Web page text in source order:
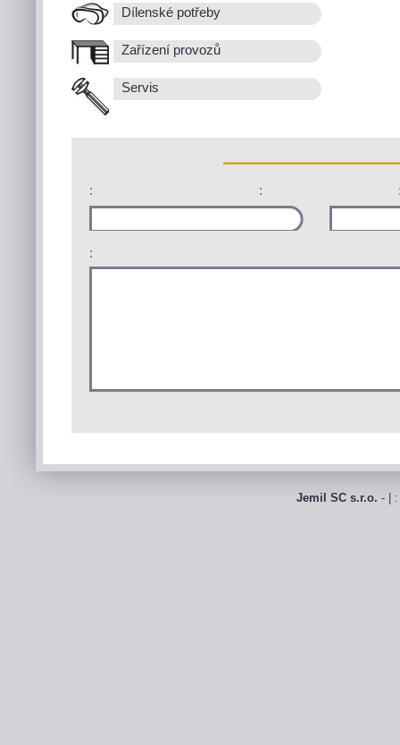
Dílenské potřeby
Zařízení provozů
Servis
: :
:
Jemil SC s.r.o. - |